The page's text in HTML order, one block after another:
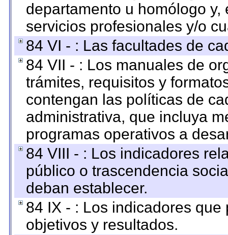
departamento u homólogo
servicios profesionales y/o
84 VI - : Las facultades de
84 VII - : Los manuales de
trámites, requisitos y
contengan las políticas de
administrativa, que incluya
programas operativos a
84 VIII - : Los indicadores
público o trascendencia
deban establecer.
84 IX - : Los indicadores
objetivos y resultados.